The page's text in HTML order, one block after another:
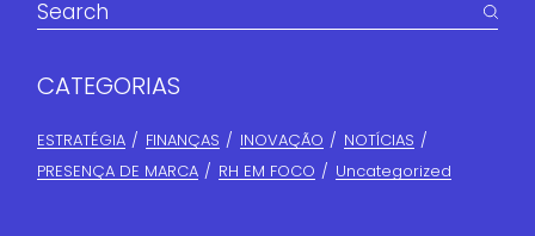
CATEGORIAS
ESTRATÉGIA FINANÇAS​ INOVAÇÃO
NOTÍCIAS
PRESENÇA DE MARCA
RH EM FOCO Uncategorized